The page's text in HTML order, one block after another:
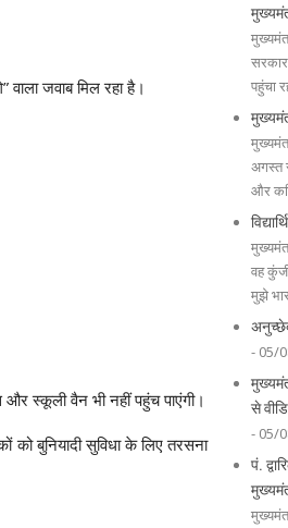
जवाब मिल रहा है।
स्कूली वैन भी नहीं पहुंच पाएंगी।
को बुनियादी सुविधा के लिए तरसना
पहुंचा
अगस्त
और
वह
मुझे
- 05/
से
- 05/
पं.